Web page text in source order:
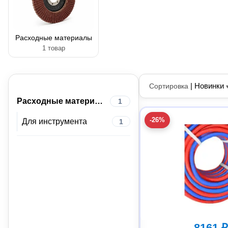
Расходные материалы
1 товар
Расходные материалы 1
Для инструмента 1
Сортировка | Новинки
-26%